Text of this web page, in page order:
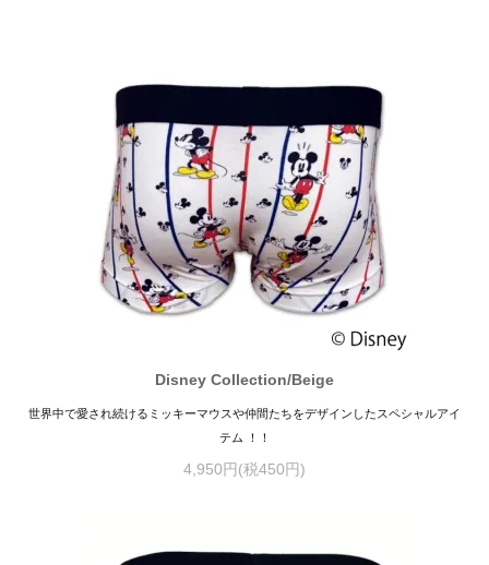
Disney Collection/Beige
世界中で愛され続けるミッキーマウスや仲間たちをデザインしたスペシャルアイ
テム ！！
4,950円(税450円)